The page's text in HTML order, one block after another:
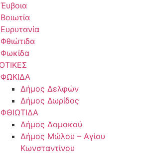
Έυβοια
Βοιωτία
Ευρυτανία
Φθιώτιδα
Φωκίδα
ΦΩΚΙΔΑ
Δήμος Δελφών
Δήμος Δωρίδος
ΦΘΙΩΤΙΔΑ
Δήμος Δομοκού
Δήμος Μώλου – Αγίου
Κωνσταντίνου